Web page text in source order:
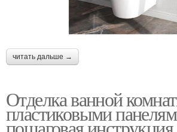
читать дальше →
Отделка ванной
пластиковыми